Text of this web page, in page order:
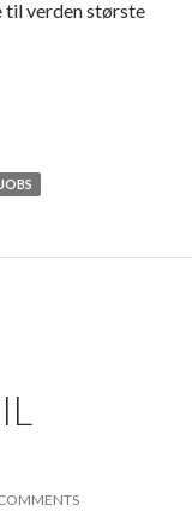
til verden største